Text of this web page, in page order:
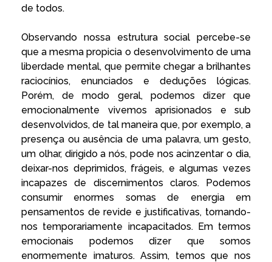
de todos.
Observando nossa estrutura social percebe-se
que a mesma propicia o desenvolvimento de uma
liberdade mental, que permite chegar a brilhantes
raciocínios, enunciados e deduções lógicas.
Porém, de modo geral, podemos dizer que
emocionalmente vivemos aprisionados e sub
desenvolvidos, de tal maneira que, por exemplo, a
presença ou ausência de uma palavra, um gesto,
um olhar, dirigido a nós, pode nos acinzentar o dia,
deixar-nos deprimidos, frágeis, e algumas vezes
incapazes de discernimentos claros. Podemos
consumir enormes somas de energia em
pensamentos de revide e justificativas, tornando-
nos temporariamente incapacitados. Em termos
emocionais podemos dizer que somos
enormemente imaturos. Assim, temos que nos